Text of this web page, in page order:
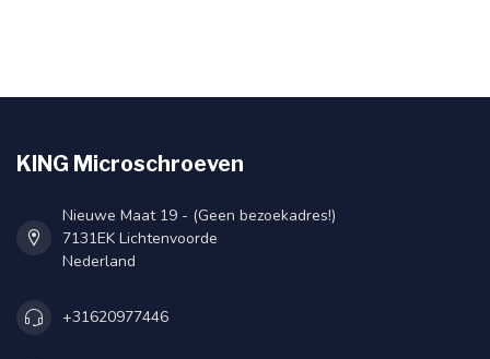
KING Microschroeven
Nieuwe Maat 19 - (Geen bezoekadres!)
7131EK Lichtenvoorde
Nederland
+31620977446